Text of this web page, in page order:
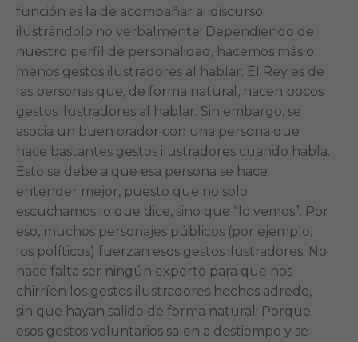
función es la de acompañar al discurso
ilustrándolo no verbalmente. Dependiendo de
nuestro perfil de personalidad, hacemos más o
menos gestos ilustradores al hablar. El Rey es de
las personas que, de forma natural, hacen pocos
gestos ilustradores al hablar. Sin embargo, se
asocia un buen orador con una persona que
hace bastantes gestos ilustradores cuando habla.
Esto se debe a que esa persona se hace
entender mejor, puesto que no solo
escuchamos lo que dice, sino que “lo vemos”. Por
eso, muchos personajes públicos (por ejemplo,
los políticos) fuerzan esos gestos ilustradores. No
hace falta ser ningún experto para que nos
chirríen los gestos ilustradores hechos adrede,
sin que hayan salido de forma natural. Porque
esos gestos voluntarios salen a destiempo y se